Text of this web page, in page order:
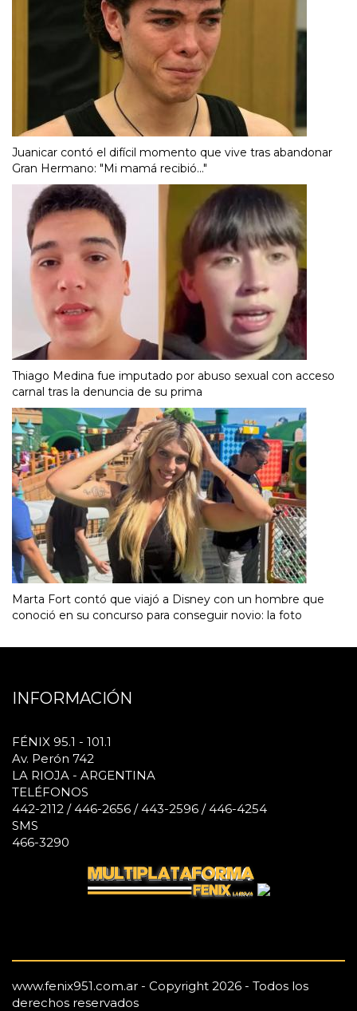
Juanicar contó el difícil momento que vive tras abandonar
Gran Hermano: "Mi mamá recibió..."
Thiago Medina fue imputado por abuso sexual con acceso
carnal tras la denuncia de su prima
Marta Fort contó que viajó a Disney con un hombre que
conoció en su concurso para conseguir novio: la foto
INFORMACIÓN
FÉNIX 95.1 - 101.1
Av. Perón 742
LA RIOJA - ARGENTINA
TELÉFONOS
442-2112 / 446-2656 / 443-2596 / 446-4254
SMS
466-3290
www.fenix951.com.ar - Copyright 2026 - Todos los
derechos reservados